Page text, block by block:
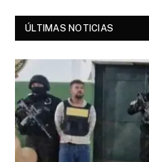
ÚLTIMAS NOTICIAS